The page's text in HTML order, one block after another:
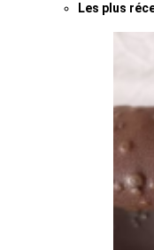
Les plus